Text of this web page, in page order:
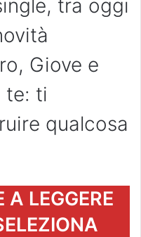
tra oggi
Giove e
te: ti
qualcosa
A LEGGERE